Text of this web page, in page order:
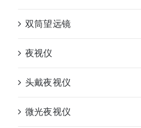
双筒望远镜
夜视仪
头戴夜视仪
微光夜视仪